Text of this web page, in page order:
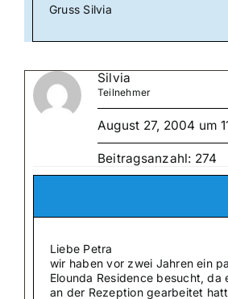
Gruss Silvia
Silvia
Teilnehmer
August 27, 2004 um
Beitragsanzahl: 274
Liebe Petra
wir haben vor zwei Jahren ein
Elounda Residence besucht, da
an der Rezeption gearbeitet